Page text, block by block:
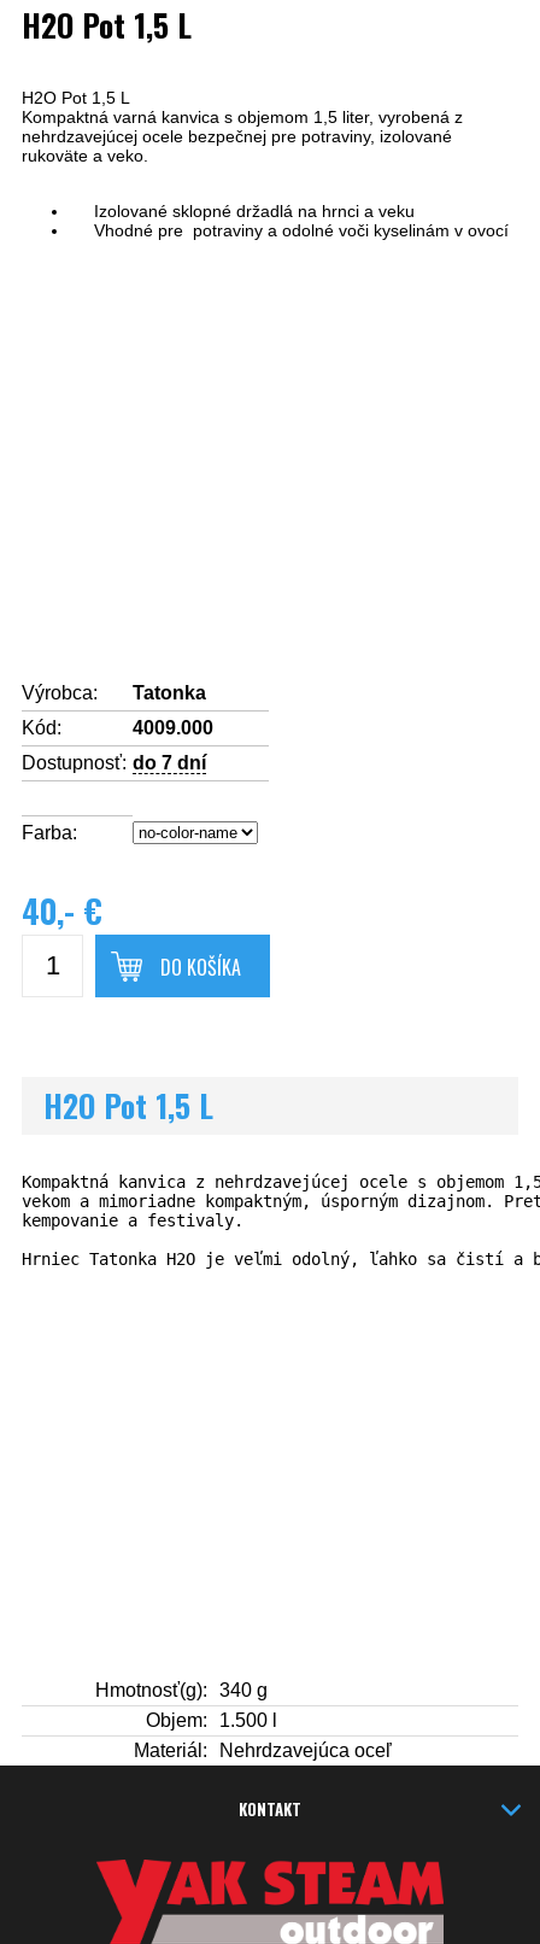
H2O Pot 1,5 L
H2O Pot 1,5 L
Kompaktná varná kanvica s objemom 1,5 liter, vyrobená z
nehrdzavejúcej ocele bezpečnej pre potraviny, izolované
rukoväte a veko.
Izolované sklopné držadlá na hrnci a veku
Vhodné pre potraviny a odolné voči kyselinám v ovocí
Výrobca:
Tatonka
Kód:
4009.000
Dostupnosť: do 7 dní
Farba:
40,- €
DO KOŠÍKA
H2O Pot 1,5 L
Kompaktná kanvica z nehrdzavejúcej ocele s
vekom a mimoriadne kompaktným, úsporným dizajnom.
kempovanie a festivaly.
Hrniec Tatonka H2O je veľmi odolný, ľahko sa čistí a
Hmotnosť(g):
340 g
Objem:
1.500 l
Materiál:
Nehrdzavejúca oceľ
KONTAKT